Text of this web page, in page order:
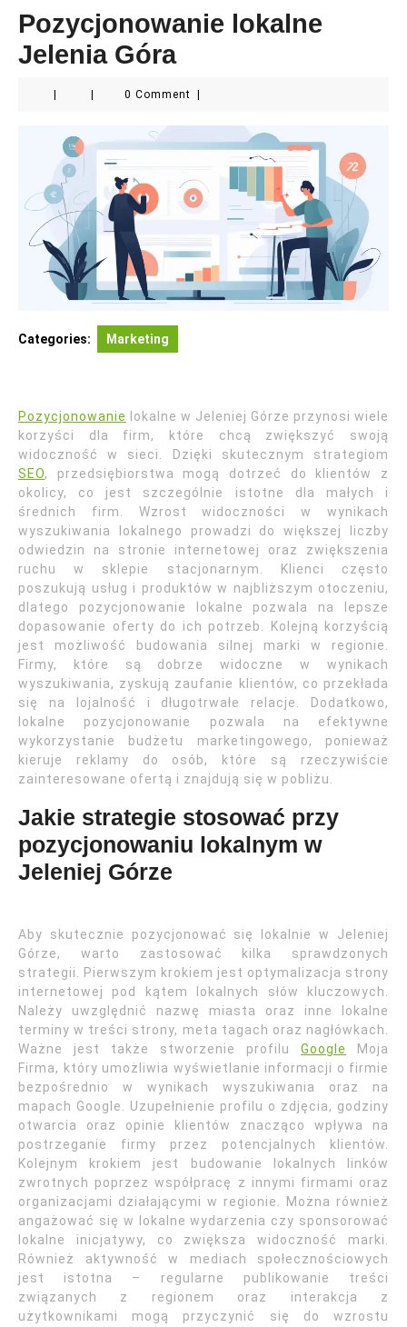
Pozycjonowanie lokalne
Jelenia Góra
0 Comment
Categories: Marketing
Pozycjonowanie
lokalne w Jeleniej Górze przynosi wiele
korzyści dla firm, które chcą zwiększyć swoją
widoczność w sieci. Dzięki skutecznym strategiom
SEO, przedsiębiorstwa mogą dotrzeć do klientów z
okolicy, co jest szczególnie istotne dla małych i
średnich firm. Wzrost widoczności w wynikach
wyszukiwania lokalnego prowadzi do większej liczby
odwiedzin na stronie internetowej oraz zwiększenia
ruchu w sklepie stacjonarnym. Klienci często
poszukują usług i produktów w najbliższym otoczeniu,
dlatego pozycjonowanie lokalne pozwala na lepsze
dopasowanie oferty do ich potrzeb. Kolejną korzyścią
jest możliwość budowania silnej marki w regionie.
Firmy, które są dobrze widoczne w wynikach
wyszukiwania, zyskują zaufanie klientów, co przekłada
się na lojalność i długotrwałe relacje. Dodatkowo,
lokalne pozycjonowanie pozwala na efektywne
wykorzystanie budżetu marketingowego, ponieważ
kieruje reklamy do osób, które są rzeczywiście
zainteresowane ofertą i znajdują się w pobliżu.
Jakie strategie stosować przy
pozycjonowaniu lokalnym w
Jeleniej Górze
Aby skutecznie pozycjonować się lokalnie w Jeleniej
Górze, warto zastosować kilka sprawdzonych
strategii. Pierwszym krokiem jest optymalizacja strony
internetowej pod kątem lokalnych słów kluczowych.
Należy uwzględnić nazwę miasta oraz inne lokalne
terminy w treści strony, meta tagach oraz nagłówkach.
Ważne jest także stworzenie profilu Google
Moja
Firma, który umożliwia wyświetlanie informacji o firmie
bezpośrednio w wynikach wyszukiwania oraz na
mapach Google. Uzupełnienie profilu o zdjęcia, godziny
otwarcia oraz opinie klientów znacząco wpływa na
postrzeganie firmy przez potencjalnych klientów.
Kolejnym krokiem jest budowanie lokalnych linków
zwrotnych poprzez współpracę z innymi firmami oraz
organizacjami działającymi w regionie. Można również
angażować się w lokalne wydarzenia czy sponsorować
lokalne inicjatywy, co zwiększa widoczność marki.
Również aktywność w mediach społecznościowych
jest istotna – regularne publikowanie treści
związanych z regionem oraz interakcja z
użytkownikami mogą przyczynić się do wzrostu